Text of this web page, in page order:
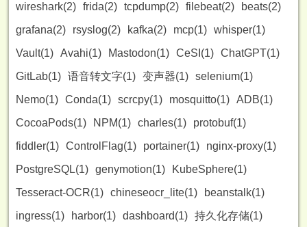
wireshark(2) frida(2) tcpdump(2) filebeat(2)
beats(2)
grafana(2)
rsyslog(2) kafka(2) mcp(1) whisper(1)
Vault(1) Avahi(1) Mastodon(1) CeSI(1) ChatGPT(1)
GitLab(1) 语音转文字(1) 变声器(1) selenium(1)
Nemo(1) Conda(1) scrcpy(1) mosquitto(1) ADB(1)
CocoaPods(1)
NPM(1) charles(1)
protobuf(1)
fiddler(1) ControlFlag(1) portainer(1)
nginx-proxy(1)
PostgreSQL(1) genymotion(1)
KubeSphere(1)
Tesseract-OCR(1) chineseocr_lite(1)
beanstalk(1)
ingress(1)
harbor(1) dashboard(1) 持久化存储(1)